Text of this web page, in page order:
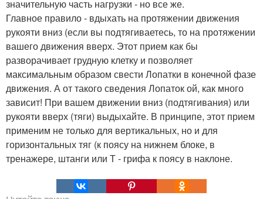
значительную часть нагрузки - но все же.
Главное правило - вдыхать на протяжении движения
рукояти вниз (если вы подтягиваетесь, то на протяжении
вашего движения вверх. Этот прием как бы
разворачивает грудную клетку и позволяет
максимальным образом свести Лопатки в конечной фазе
движения. А от такого сведения Лопаток ой, как много
зависит! При вашем движении вниз (подтягивания) или
рукояти вверх (тяги) выдыхайте. В принципе, этот прием
применим не только для вертикальных, но и для
горизонтальных тяг (к поясу на нижнем блоке, в
тренажере, штанги или Т - грифа к поясу в наклоне.